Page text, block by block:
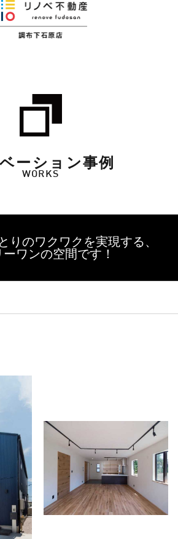
ーション事例
WORKS
りのワクワクを実現する、
ワンの空間です！